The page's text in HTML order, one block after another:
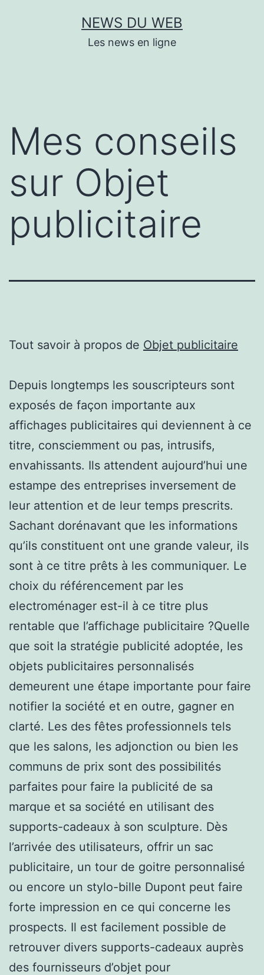
NEWS DU WEB
Les news en ligne
Mes conseils
sur Objet
publicitaire
Tout savoir à propos de Objet publicitaire
Depuis longtemps les souscripteurs sont
exposés de façon importante aux
affichages publicitaires qui deviennent à ce
titre, consciemment ou pas, intrusifs,
envahissants. Ils attendent aujourd’hui une
estampe des entreprises inversement de
leur attention et de leur temps prescrits.
Sachant dorénavant que les informations
qu’ils constituent ont une grande valeur, ils
sont à ce titre prêts à les communiquer. Le
choix du référencement par les
electroménager est-il à ce titre plus
rentable que l’affichage publicitaire ?Quelle
que soit la stratégie publicité adoptée, les
objets publicitaires personnalisés
demeurent une étape importante pour faire
notifier la société et en outre, gagner en
clarté. Les des fêtes professionnels tels
que les salons, les adjonction ou bien les
communs de prix sont des possibilités
parfaites pour faire la publicité de sa
marque et sa société en utilisant des
supports-cadeaux à son sculpture. Dès
l’arrivée des utilisateurs, offrir un sac
publicitaire, un tour de goitre personnalisé
ou encore un stylo-bille Dupont peut faire
forte impression en ce qui concerne les
prospects. Il est facilement possible de
retrouver divers supports-cadeaux auprès
des fournisseurs d’objet pour